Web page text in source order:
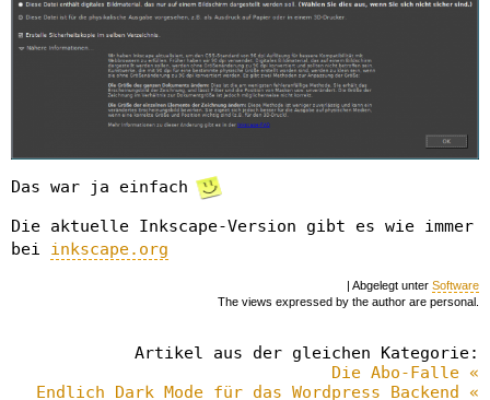
Das war ja einfach
Die aktuelle Inkscape-Version gibt es wie immer
bei inkscape.org
| Abgelegt unter Software
The views expressed by the author are personal.
Artikel aus der gleichen Kategorie:
Die Abo-Falle «
Endlich Dark Mode für das Wordpress Backend «